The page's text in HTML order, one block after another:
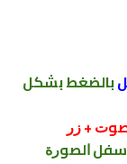
ﺑﺎﻟﻀﻐﻂ ﺑﺸﻜﻞ
+ ﺯﺭ
ﺍﻟﺼﻮﺭﺓ